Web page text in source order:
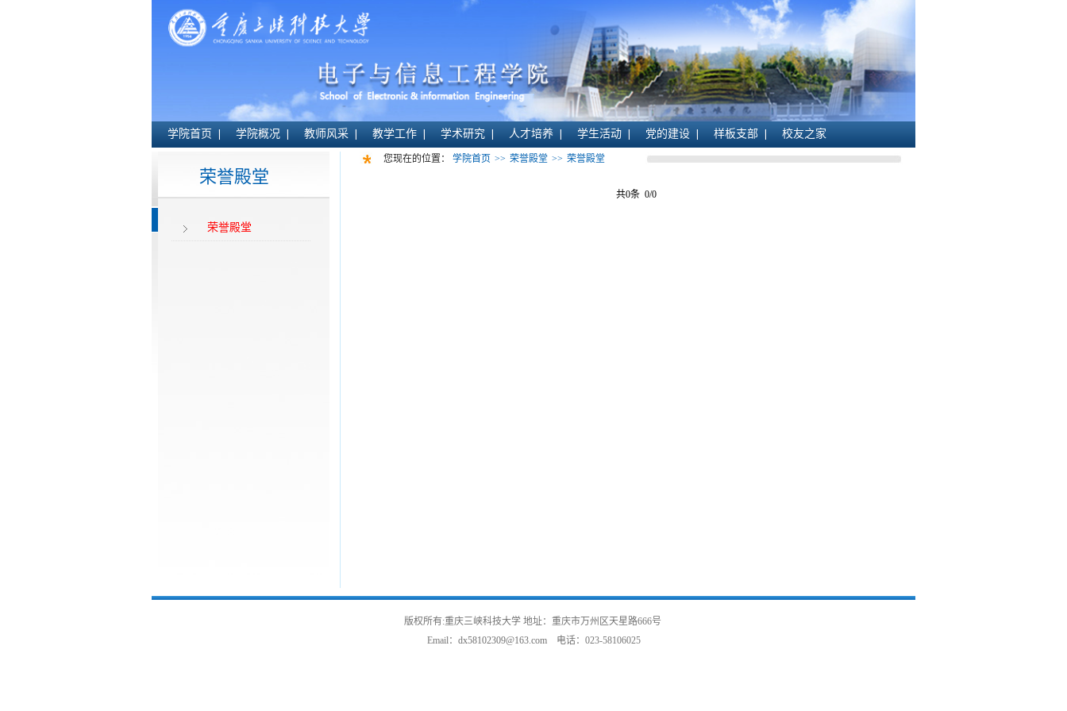
学院首页 学院概况 教师风采 教学工作 学术研究 人才培养 学生活动 党的建设 样板支部 校友之家
荣誉殿堂
荣誉殿堂
您现在的位置： 学院首页 >> 荣誉殿堂 >> 荣誉殿堂
共0条 0/0
版权所有:重庆三峡科技大学 地址：重庆市万州区天星路666号
Email： dx58102309@163.com电话： 023-58106025